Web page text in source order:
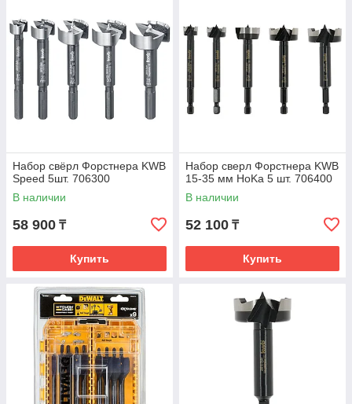
Набор свёрл Форстнера KWB
Speed 5шт. 706300
В наличии
58 900 ₸
Купить
Набор сверл Форстнера KWB
15-35 мм HoKa 5 шт. 706400
В наличии
52 100 ₸
Купить